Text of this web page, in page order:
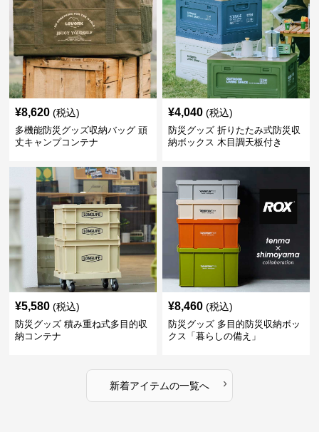
¥8,620 (税込)
多機能防災グッズ収納バッグ 頑
丈キャンプコンテナ
¥4,040 (税込)
防災グッズ 折りたたみ式防災収
納ボックス 木目調天板付き
¥5,580 (税込)
防災グッズ 積み重ね式多目的収
納コンテナ
¥8,460 (税込)
防災グッズ 多目的防災収納ボッ
クス「暮らしの備え」
新着アイテムの一覧へ ›